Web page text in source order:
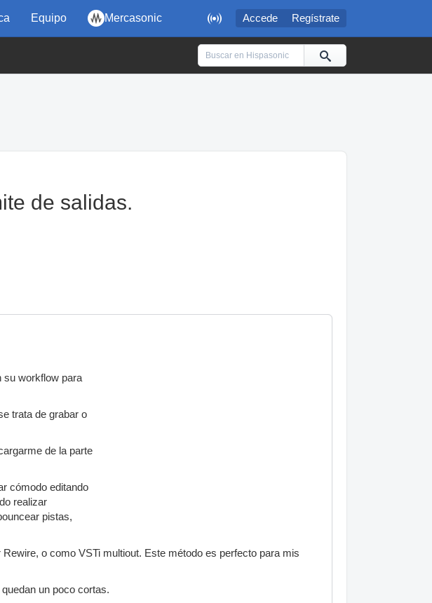
 Accede Regístrate
Equipo Mercasonic
de salidas.
su workflow para
trata de grabar o
de la parte
cómodo editando
realizar
pistas,
o como VSTi multiout. Este método es perfecto para mis
un poco cortas.